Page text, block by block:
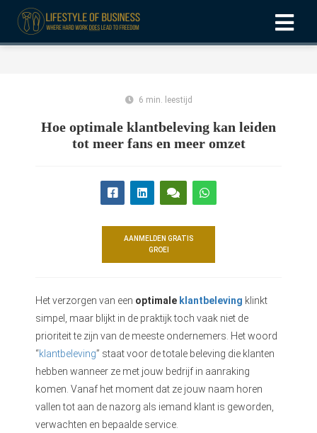
6 min. leestijd
Hoe optimale klantbeleving kan leiden
tot meer fans en meer omzet
AANMELDEN GRATIS
GROEI
Het verzorgen van een optimale klantbeleving klinkt
simpel, maar blijkt in de praktijk toch vaak niet de
prioriteit te zijn van de meeste ondernemers. Het woord
“klantbeleving” staat voor de totale beleving die klanten
hebben wanneer ze met jouw bedrijf in aanraking
komen. Vanaf het moment dat ze jouw naam horen
vallen tot aan de nazorg als iemand klant is geworden,
verwachten en bepaalde service.
deze
worden